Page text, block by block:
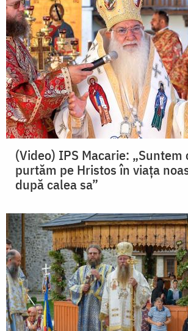
(Video) IPS Macarie:
purtăm pe Hristos în viața
după calea sa”